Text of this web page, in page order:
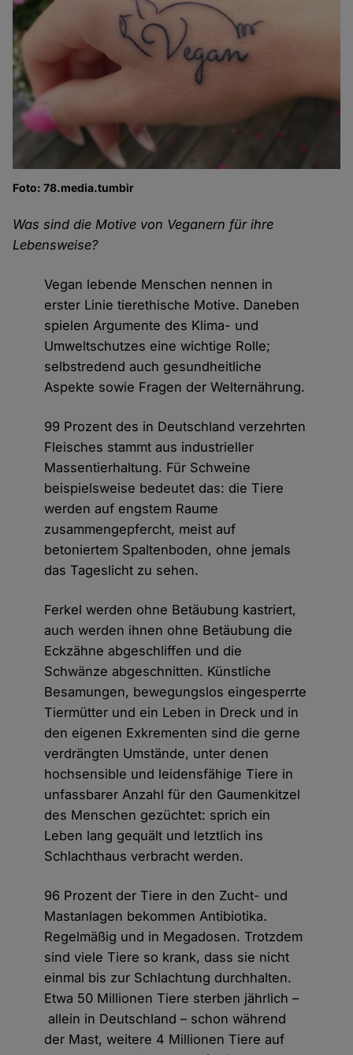
Foto: 78.media.tumbir
Was sind die Motive von Veganern für ihre
Lebensweise?
Vegan lebende Menschen nennen in
erster Linie tierethische Motive. Daneben
spielen Argumente des Klima- und
Umweltschutzes eine wichtige Rolle;
selbstredend auch gesundheitliche
Aspekte sowie Fragen der Welternährung.
99 Prozent des in Deutschland verzehrten
Fleisches stammt aus industrieller
Massentierhaltung. Für Schweine
beispielsweise bedeutet das: die Tiere
werden auf engstem Raume
zusammengepfercht, meist auf
betoniertem Spaltenboden, ohne jemals
das Tageslicht zu sehen.
Ferkel werden ohne Betäubung kastriert,
auch werden ihnen ohne Betäubung die
Eckzähne abgeschliffen und die
Schwänze abgeschnitten. Künstliche
Besamungen, bewegungslos eingesperrte
Tiermütter und ein Leben in Dreck und in
den eigenen Exkrementen sind die gerne
verdrängten Umstände, unter denen
hochsensible und leidensfähige Tiere in
unfassbarer Anzahl für den Gaumenkitzel
des Menschen gezüchtet: sprich ein
Leben lang gequält und letztlich ins
Schlachthaus verbracht werden.
96 Prozent der Tiere in den Zucht- und
Mastanlagen bekommen Antibiotika.
Regelmäßig und in Megadosen. Trotzdem
sind viele Tiere so krank, dass sie nicht
einmal bis zur Schlachtung durchhalten.
Etwa 50 Millionen Tiere sterben jährlich –
allein in Deutschland – schon während
der Mast, weitere 4 Millionen Tiere auf